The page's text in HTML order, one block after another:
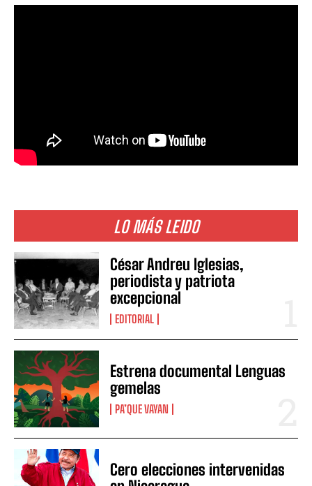
LO MÁS LEIDO
César Andreu Iglesias,
periodista y patriota
excepcional
EDITORIAL
Estrena documental Lenguas
gemelas
PA’QUE VAYAN
Cero elecciones intervenidas